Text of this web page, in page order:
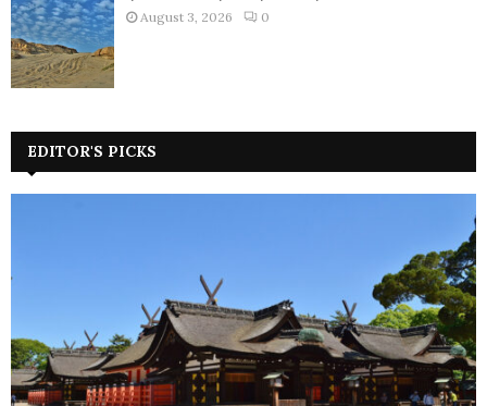
August 3, 2026 0
EDITOR'S PICKS